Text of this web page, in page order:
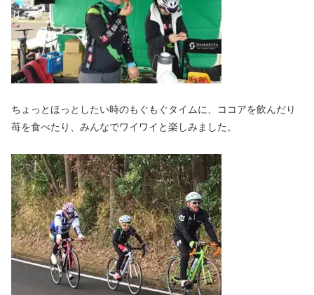
ちょっとほっとしたい時のもぐもぐタイムに、ココアを飲んだり
苺を食べたり、みんなでワイワイと楽しみました。